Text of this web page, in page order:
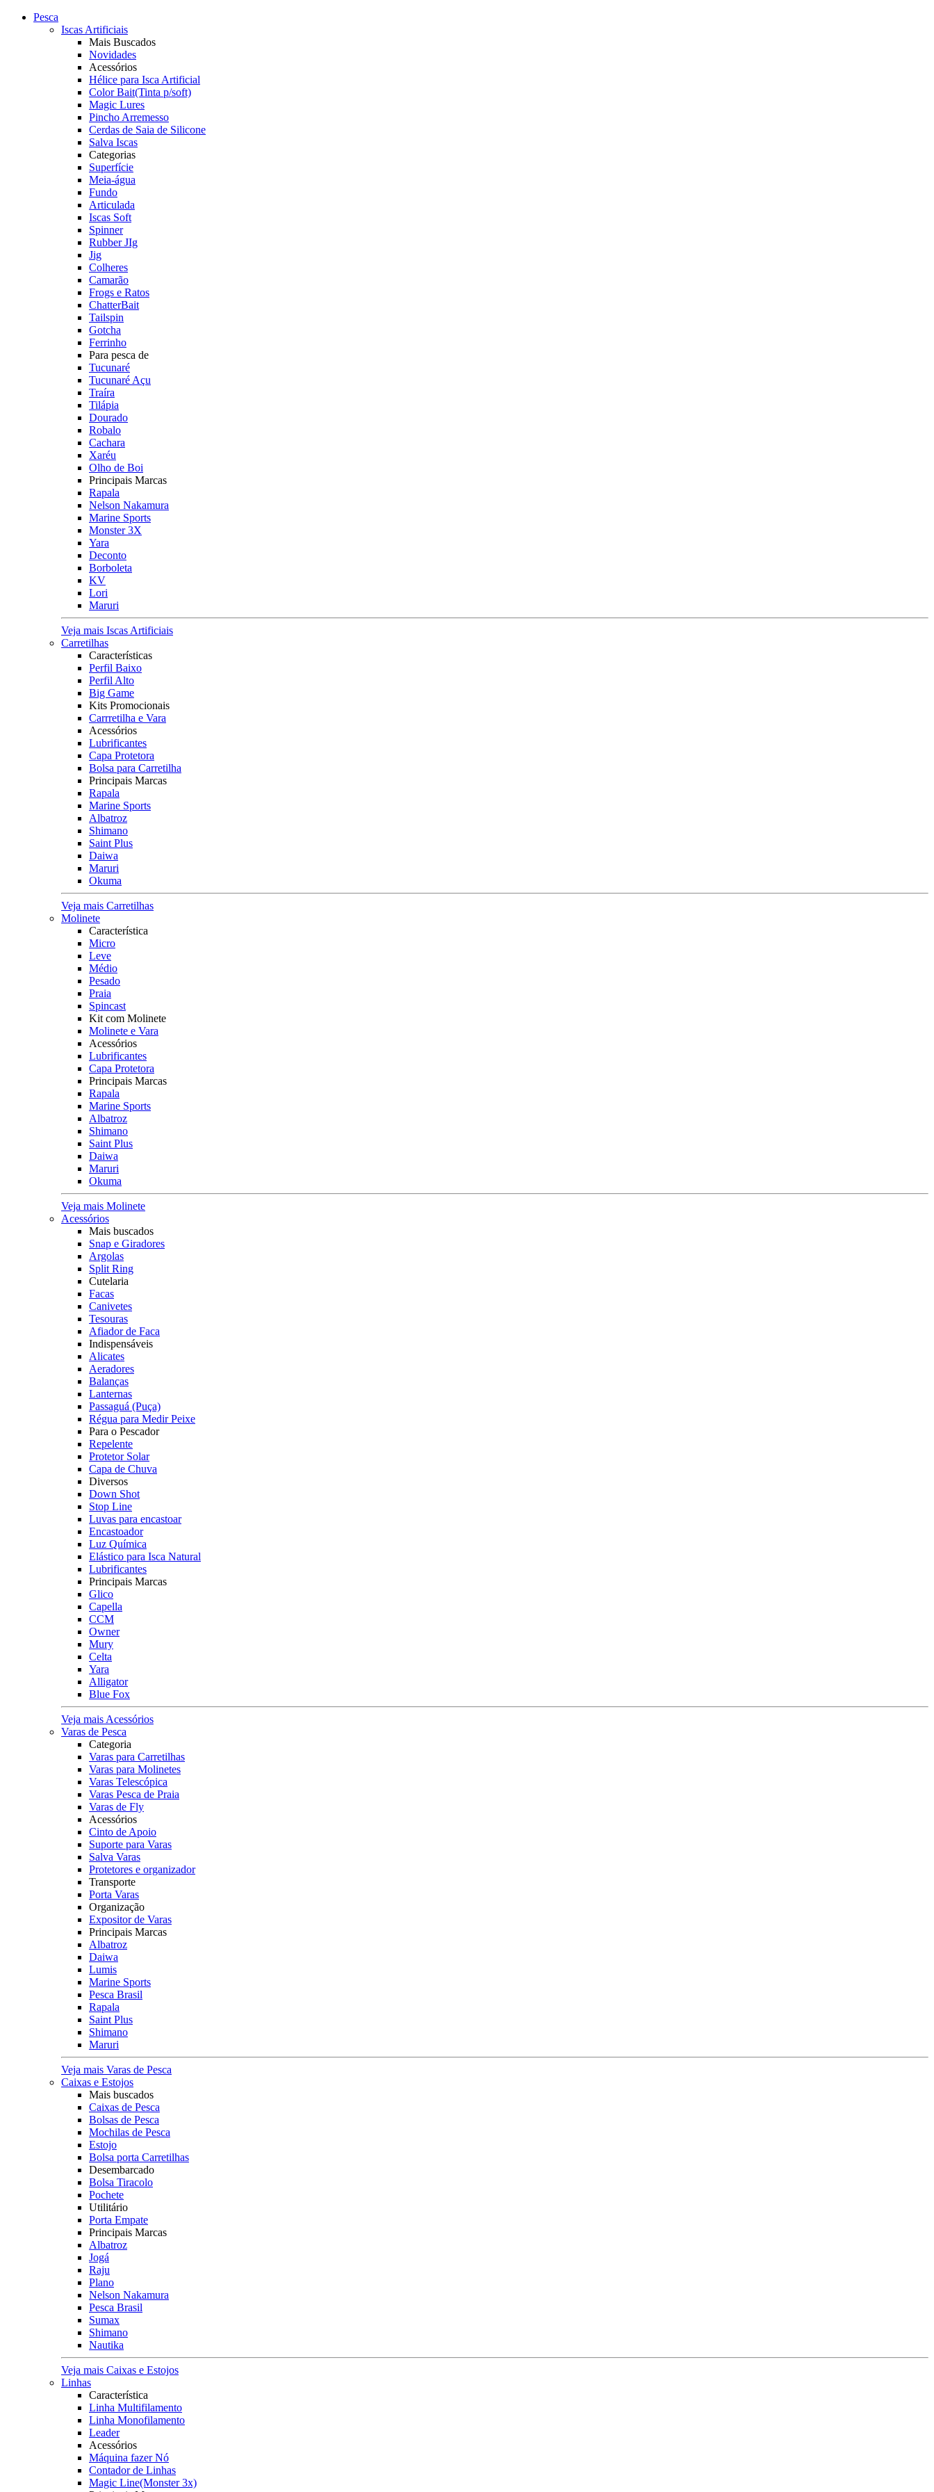
Pesca
Iscas Artificiais
Mais Buscados
Novidades
Acessórios
Hélice para Isca Artificial
Color Bait(Tinta p/soft)
Magic Lures
Pincho Arremesso
Cerdas de Saia de Silicone
Salva Iscas
Categorias
Superfície
Meia-água
Fundo
Articulada
Iscas Soft
Spinner
Rubber JIg
Jig
Colheres
Camarão
Frogs e Ratos
ChatterBait
Tailspin
Gotcha
Ferrinho
Para pesca de
Tucunaré
Tucunaré Açu
Traíra
Tilápia
Dourado
Robalo
Cachara
Xaréu
Olho de Boi
Principais Marcas
Rapala
Nelson Nakamura
Marine Sports
Monster 3X
Yara
Deconto
Borboleta
KV
Lori
Maruri
Veja mais Iscas Artificiais
Carretilhas
Características
Perfil Baixo
Perfil Alto
Big Game
Kits Promocionais
Carrretilha e Vara
Acessórios
Lubrificantes
Capa Protetora
Bolsa para Carretilha
Principais Marcas
Rapala
Marine Sports
Albatroz
Shimano
Saint Plus
Daiwa
Maruri
Okuma
Veja mais Carretilhas
Molinete
Característica
Micro
Leve
Médio
Pesado
Praia
Spincast
Kit com Molinete
Molinete e Vara
Acessórios
Lubrificantes
Capa Protetora
Principais Marcas
Rapala
Marine Sports
Albatroz
Shimano
Saint Plus
Daiwa
Maruri
Okuma
Veja mais Molinete
Acessórios
Mais buscados
Snap e Giradores
Argolas
Split Ring
Cutelaria
Facas
Canivetes
Tesouras
Afiador de Faca
Indispensáveis
Alicates
Aeradores
Balanças
Lanternas
Passaguá (Puça)
Régua para Medir Peixe
Para o Pescador
Repelente
Protetor Solar
Capa de Chuva
Diversos
Down Shot
Stop Line
Luvas para encastoar
Encastoador
Luz Química
Elástico para Isca Natural
Lubrificantes
Principais Marcas
Glico
Capella
CCM
Owner
Mury
Celta
Yara
Alligator
Blue Fox
Veja mais Acessórios
Varas de Pesca
Categoria
Varas para Carretilhas
Varas para Molinetes
Varas Telescópica
Varas Pesca de Praia
Varas de Fly
Acessórios
Cinto de Apoio
Suporte para Varas
Salva Varas
Protetores e organizador
Transporte
Porta Varas
Organização
Expositor de Varas
Principais Marcas
Albatroz
Daiwa
Lumis
Marine Sports
Pesca Brasil
Rapala
Saint Plus
Shimano
Maruri
Veja mais Varas de Pesca
Caixas e Estojos
Mais buscados
Caixas de Pesca
Bolsas de Pesca
Mochilas de Pesca
Estojo
Bolsa porta Carretilhas
Desembarcado
Bolsa Tiracolo
Pochete
Utilitário
Porta Empate
Principais Marcas
Albatroz
Jogá
Raju
Plano
Nelson Nakamura
Pesca Brasil
Sumax
Shimano
Nautika
Veja mais Caixas e Estojos
Linhas
Característica
Linha Multifilamento
Linha Monofilamento
Leader
Acessórios
Máquina fazer Nó
Contador de Linhas
Magic Line(Monster 3x)